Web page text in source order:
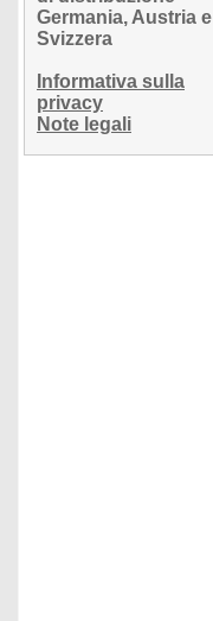
Germania, Austria e
Svizzera
Informativa sulla
privacy
Note legali